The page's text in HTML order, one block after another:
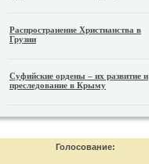
Распространение Христианства в
Грузии
Суфийские ордены – их развитие и
преследование в Крыму
Голосование: